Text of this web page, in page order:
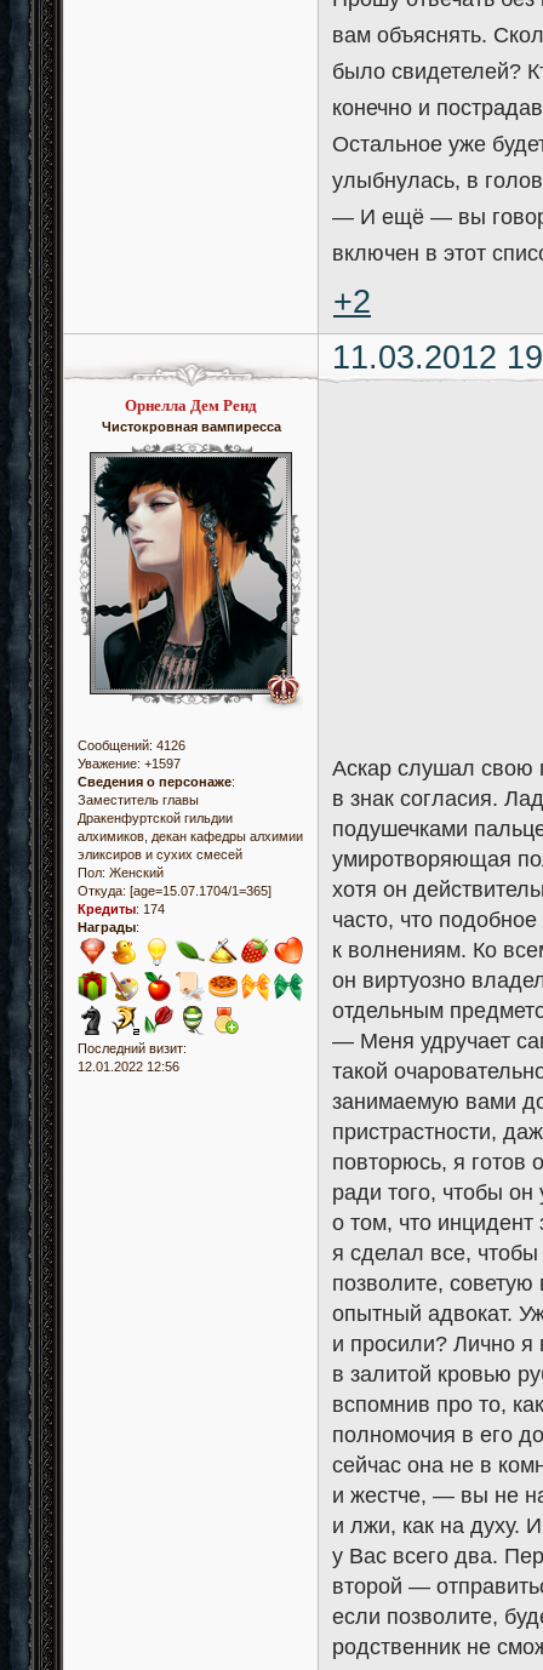
вам объяснять.
было свидетелей?
конечно и
Остальное уже
улыбнулась, в
— И ещё — вы
включен в этот
+2
11.03.2012
Орнелла Дем Ренд
Чистокровная вампиресса
Сообщений: 4126
Уважение: +1597
Сведения о персонаже:
Заместитель главы
Дракенфуртской гильдии
алхимиков, декан кафедры алхимии
эликсиров и сухих смесей
Пол: Женский
Откуда: [age=15.07.1704/1=365]
Кредиты: 174
Награды:
Последний визит:
12.01.2022 12:56
Аскар слушал свою
в знак согласия.
подушечками
умиротворяющая
хотя он
часто, что
к волнениям. Ко
он виртуозно
отдельным
— Меня удручает
такой
занимаемую вами
пристрастности,
повторюсь, я готов
ради того, чтобы
о том, что
я сделал все, чтобы
позволите,
опытный адвокат.
и просили? Лично я
в залитой кровью
вспомнив про то,
полномочия в его
сейчас она не в
и жестче, — вы не
и лжи, как на духу.
у Вас всего два.
второй —
если позволите,
родственник не